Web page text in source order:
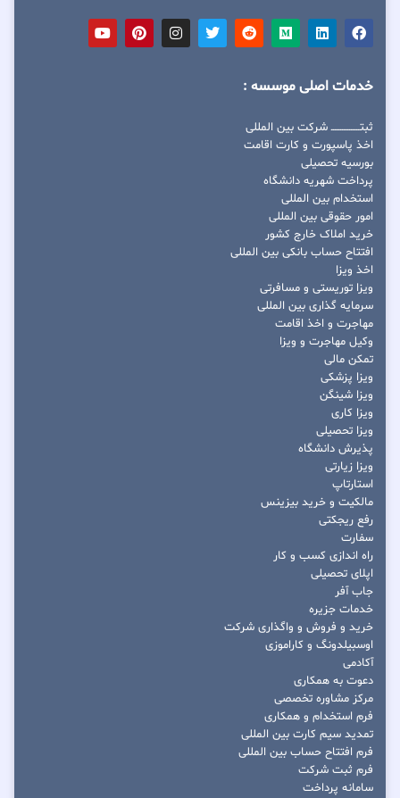
خدمات اصلی موسسه :
ثبتــــــــــــــــ شرکت بین المللی
اخذ پاسپورت و کارت اقامت
بورسیه تحصیلی
پرداخت شهریه دانشگاه
استخدام بین المللی
امور حقوقی بین المللی
خرید املاک خارج کشور
افتتاح حساب بانکی بین المللی
اخذ ویزا
ویزا توریستی و مسافرتی
سرمایه گذاری بین المللی
مهاجرت و اخذ اقامت
وکیل مهاجرت و ویزا
تمکن مالی
ویزا پزشکی
ویزا شینگن
ویزا کاری
ویزا تحصیلی
پذیرش دانشگاه
ویزا زیارتی
استارتاپ
مالکیت و خرید بیزینس
رفع ریجکتی
سفارت
راه اندازی کسب و کار
اپلای تحصیلی
جاب آفر
خدمات جزیره
خرید و فروش و واگذاری شرکت
اوسبیلدونگ و کاراموزی
آکادمی
دعوت به همکاری
مرکز مشاوره تخصصی
فرم استخدام و همکاری
تمدید سیم کارت بین المللی
فرم افتتاح حساب بین المللی
فرم ثبت شرکت
سامانه پرداخت